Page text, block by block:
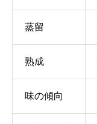
蒸留
熟成
味の傾向